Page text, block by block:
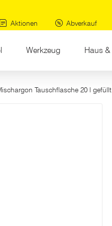
Aktionen
Abverkauf
Werkzeug
Haus
Tauschflasche 20 l gefüllt